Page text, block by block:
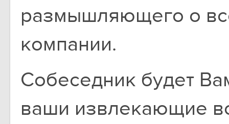
размышляющего о
компании.
Собеседник будет
ваши извлекающие